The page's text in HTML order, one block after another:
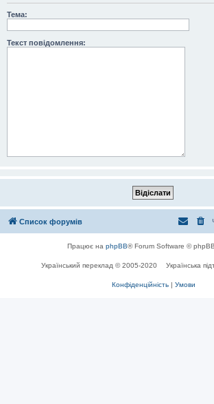
Тема:
Текст повідомлення:
Список форумів
Працює на phpBB® Forum Software ©
Український переклад © 2005-2020 Українська
Конфіденційність | Умови